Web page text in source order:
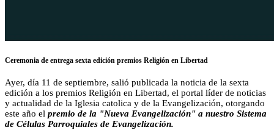
Ceremonia de entrega sexta edición premios Religión en Libertad
Ayer, día 11 de septiembre, salió publicada la noticia de la sexta
edición a los premios Religión en Libertad, el portal líder de noticias
y actualidad de la Iglesia catolica y de la Evangelización, otorgando
este año el premio de la "Nueva Evangelización" a nuestro Sistema
de Células Parroquiales de Evangelización.